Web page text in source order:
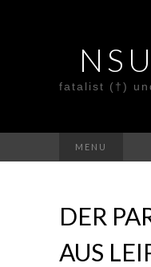
fatalist (†)
MENU
DER
AUS